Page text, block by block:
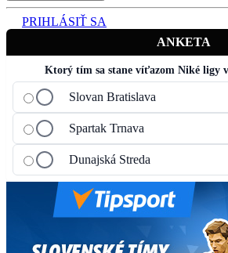
PRIHLÁSIŤ SA
ANKETA
Ktorý tím sa stane víťazom Niké ligy v
Slovan Bratislava
Spartak Trnava
Dunajská Streda